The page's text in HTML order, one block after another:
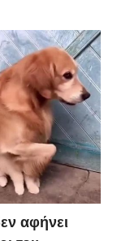
αφήνει